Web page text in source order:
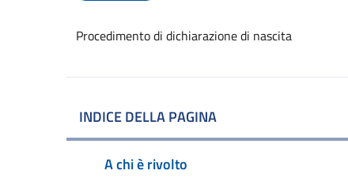
Procedimento di dichiarazione di nascita
INDICE DELLA PAGINA
A chi è rivolto